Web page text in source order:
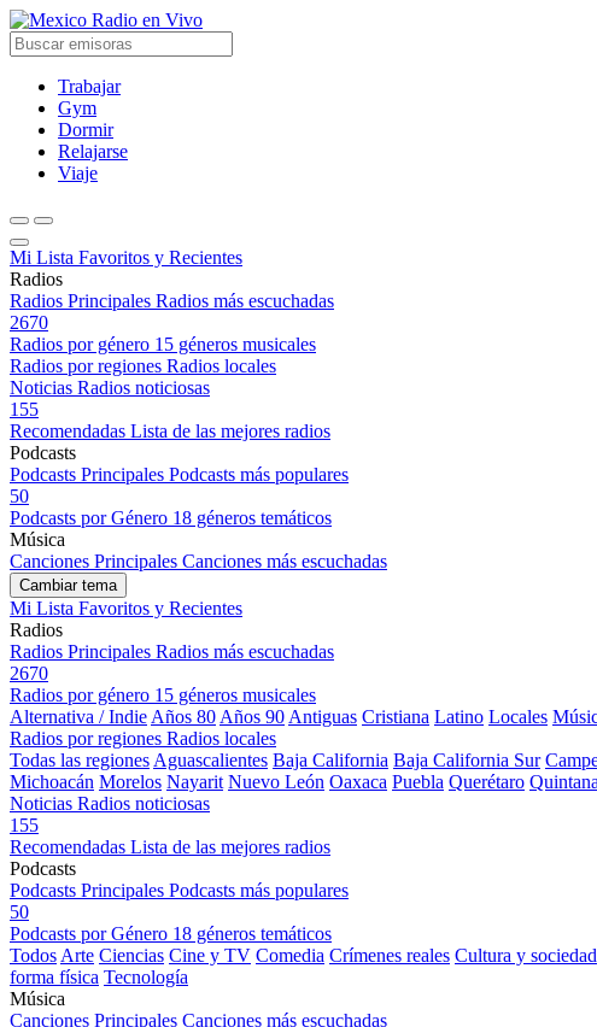
Radio en Vivo
Trabajar
Gym
Dormir
Relajarse
Viaje
Mi Lista Favoritos y Recientes
Radios
Radios Principales Radios más escuchadas
2670
Radios por género 15 géneros musicales
Radios por regiones Radios locales
Noticias Radios noticiosas
155
Recomendadas Lista de las mejores radios
Podcasts
Podcasts Principales Podcasts más populares
50
Podcasts por Género 18 géneros temáticos
Música
Canciones Principales Canciones más escuchadas
Cambiar tema
Mi Lista Favoritos y Recientes
Radios
Radios Principales Radios más escuchadas
2670
Radios por género 15 géneros musicales
Alternativa / Indie Años 80 Años 90 Antiguas Cristiana Latino Locales
Radios por regiones Radios locales
Todas las regiones Aguascalientes Baja California Baja California Sur
Michoacán Morelos Nayarit Nuevo León Oaxaca Puebla Querétaro
Noticias Radios noticiosas
155
Recomendadas Lista de las mejores radios
Podcasts
Podcasts Principales Podcasts más populares
50
Podcasts por Género 18 géneros temáticos
Todos Arte Ciencias Cine y TV Comedia Crímenes reales Cultura y sociedad
forma física Tecnología
Música
Canciones Principales Canciones más escuchadas